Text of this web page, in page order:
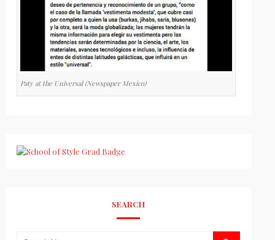
Paty at the Universal (Newspaper Mexico)
SEARCH